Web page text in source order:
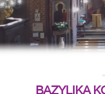
BAZYLIKA